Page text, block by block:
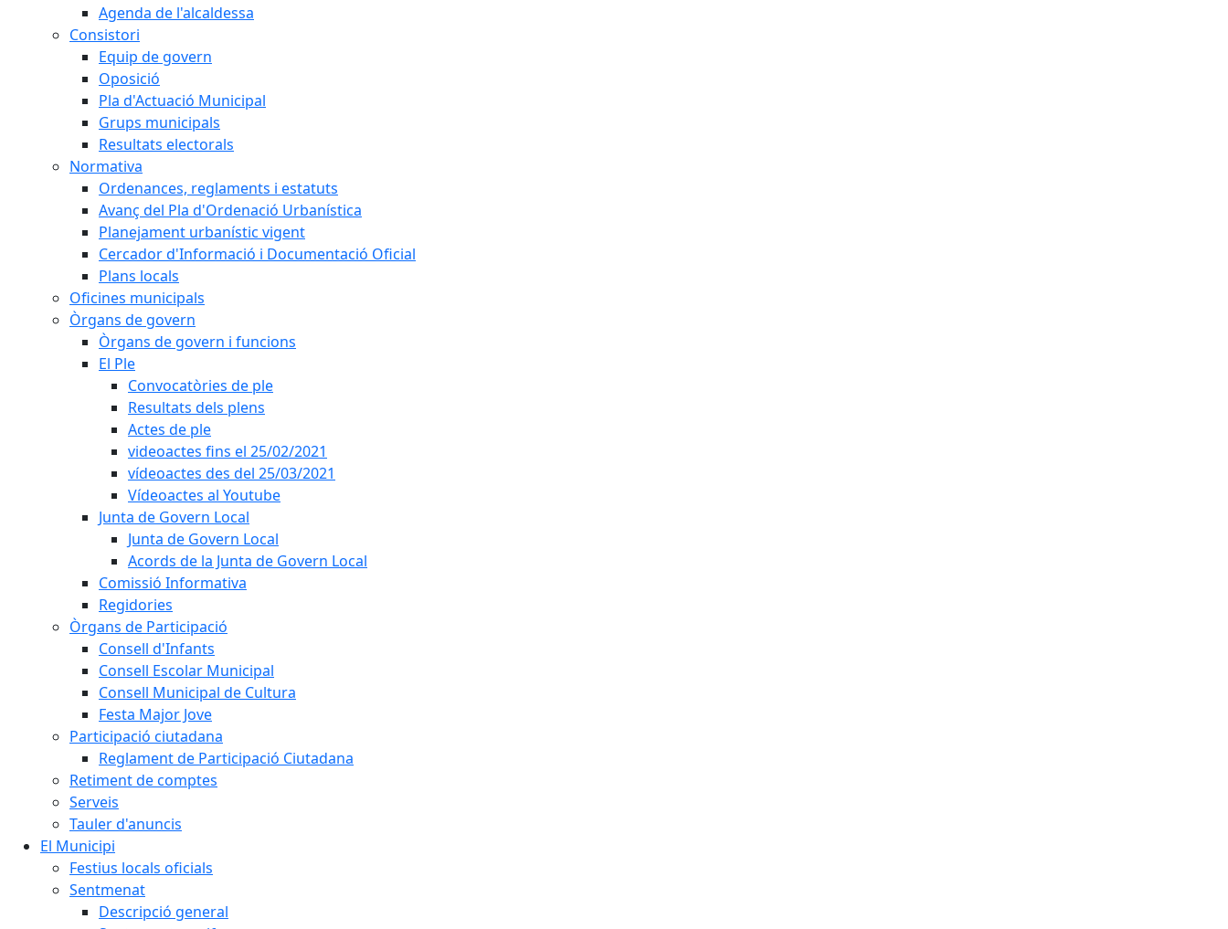
Agenda de l'alcaldessa
Consistori
Equip de govern
Oposició
Pla d'Actuació Municipal
Grups municipals
Resultats electorals
Normativa
Ordenances, reglaments i estatuts
Avanç del Pla d'Ordenació Urbanística
Planejament urbanístic vigent
Cercador d'Informació i Documentació Oficial
Plans locals
Oficines municipals
Òrgans de govern
Òrgans de govern i funcions
El Ple
Convocatòries de ple
Resultats dels plens
Actes de ple
videoactes fins el 25/02/2021
vídeoactes des del 25/03/2021
Vídeoactes al Youtube
Junta de Govern Local
Junta de Govern Local
Acords de la Junta de Govern Local
Comissió Informativa
Regidories
Òrgans de Participació
Consell d'Infants
Consell Escolar Municipal
Consell Municipal de Cultura
Festa Major Jove
Participació ciutadana
Reglament de Participació Ciutadana
Retiment de comptes
Serveis
Tauler d'anuncis
El Municipi
Festius locals oficials
Sentmenat
Descripció general